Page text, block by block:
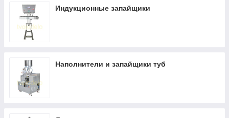
Индукционные запайщики
Наполнители и запайщики туб